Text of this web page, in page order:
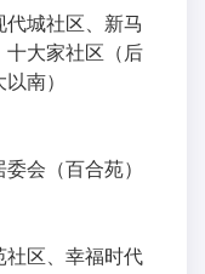
城社区、新马
十大家社区（后
南）
会（百合苑）
社区、幸福时代